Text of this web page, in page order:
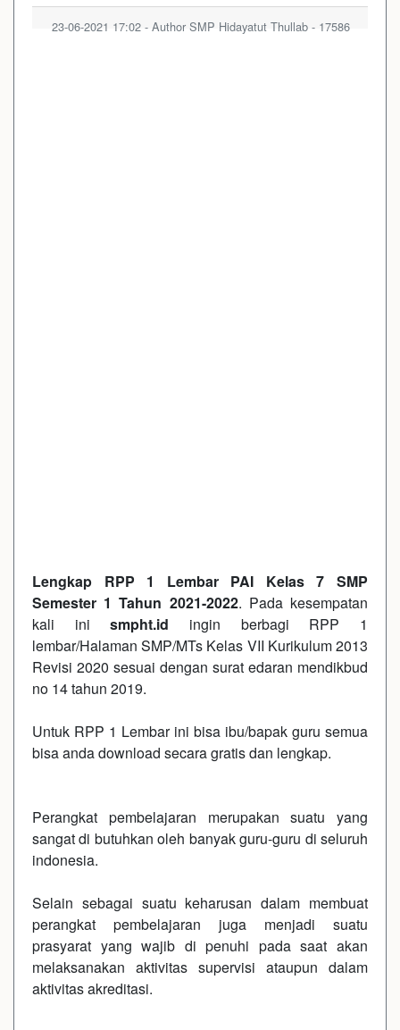
23-06-2021 17:02 - Author SMP Hidayatut Thullab - 17586
Lengkap RPP 1 Lembar PAI Kelas 7 SMP
Semester 1 Tahun 2021-2022. Pada kesempatan
kali inismpht.id ingin berbagi RPP 1
lembar/Halaman SMP/MTs Kelas VII Kurikulum 2013
Revisi 2020 sesuai dengan surat edaran mendikbud
no 14 tahun 2019.
Untuk RPP 1 Lembar ini bisa ibu/bapak guru semua
bisa anda download secara gratis dan lengkap.
Perangkat pembelajaran merupakan suatu yang
sangat di butuhkan oleh banyak guru-guru di seluruh
indonesia.
Selain sebagai suatu keharusan dalam membuat
perangkat pembelajaran juga menjadi suatu
prasyarat yang wajib di penuhi pada saat akan
melaksanakan aktivitas supervisi ataupun dalam
aktivitas akreditasi.